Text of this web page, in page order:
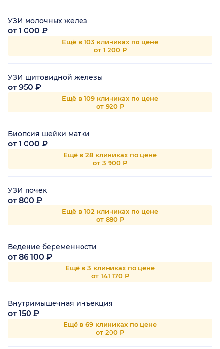
УЗИ молочных желез
от 1 000 ₽
Ещё в 103 клиниках по цене
от 1 200 Р
УЗИ щитовидной железы
от 950 ₽
Ещё в 109 клиниках по цене
от 920 Р
Биопсия шейки матки
от 1 000 ₽
Ещё в 28 клиниках по цене
от 3 900 Р
УЗИ почек
от 800 ₽
Ещё в 102 клиниках по цене
от 880 Р
Ведение беременности
от 86 100 ₽
Ещё в 3 клиниках по цене
от 141 170 Р
Внутримышечная инъекция
от 150 ₽
Ещё в 69 клиниках по цене
от 200 Р